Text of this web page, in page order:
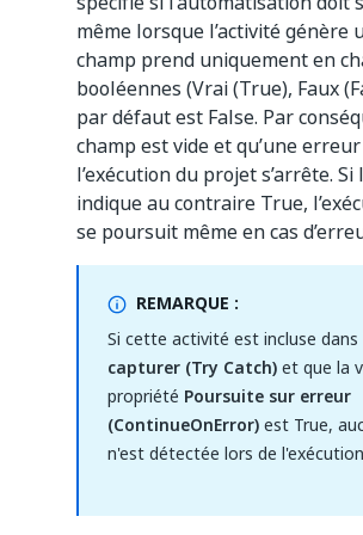
même lorsque l’activité génère
champ prend uniquement en
booléennes (Vrai (True), Faux
par défaut est False. Par
champ est vide et qu’une
l’exécution du projet s’arrête.
indique au contraire True,
se poursuit même en cas
REMARQUE :
Si cette activité est incluse dans
capturer (Try Catch)et que la
propriété Poursuite sur erreur
(ContinueOnError)est True,
n'est détectée lors de